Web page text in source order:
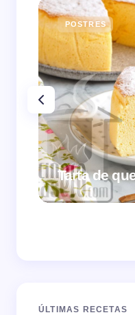
POSTRES
Tarta de
ÚLTIMAS RECETAS